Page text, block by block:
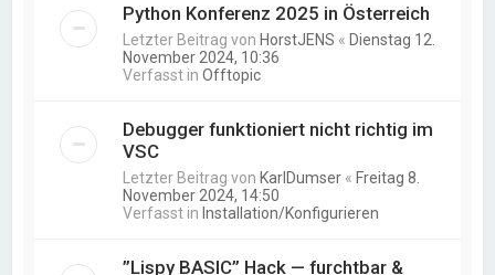
Python Konferenz 2025 in Österreich
Letzter Beitrag von HorstJENS « Dienstag 12.
November 2024, 10:36
Verfasst inOfftopic
Debugger funktioniert nicht richtig im
VSC
Letzter Beitrag von KarlDumser « Freitag 8.
November 2024, 14:50
Verfasst in Installation/Konfigurieren
”Lispy BASIC” Hack — furchtbar &